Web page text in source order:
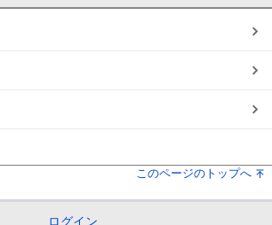
このページのトップへ
ログイン